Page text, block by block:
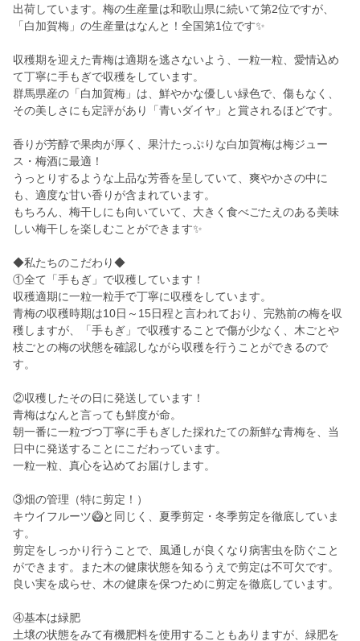
出荷しています。梅の生産量は和歌山県に続いて第2位ですが、
「白加賀梅」の生産量はなんと！全国第1位です✨
収穫期を迎えた青梅は適期を逃さないよう、一粒一粒、愛情込め
て丁寧に手もぎで収穫をしています。
群馬県産の「白加賀梅」は、鮮やかな優しい緑色で、傷もなく、
その美しさにも定評があり「青いダイヤ」と賞されるほどです。
香りが芳醇で果肉が厚く、果汁たっぷりな白加賀梅は梅ジュー
ス・梅酒に最適！
うっとりするような上品な芳香を呈していて、爽やかさの中に
も、適度な甘い香りが含まれています。
もちろん、梅干しにも向いていて、大きく食べごたえのある美味
しい梅干しを楽しむことができます✨
◆私たちのこだわり◆
①全て「手もぎ」で収穫しています！
収穫適期に一粒一粒手で丁寧に収穫をしています。
青梅の収穫時期は10日～15日程と言われており、完熟前の梅を収
穫しますが、「手もぎ」で収穫することで傷が少なく、木ごとや
枝ごとの梅の状態を確認しながら収穫を行うことができるので
す。
②収穫したその日に発送しています！
青梅はなんと言っても鮮度が命。
朝一番に一粒づつ丁寧に手もぎした採れたての新鮮な青梅を、当
日中に発送することにこだわっています。
一粒一粒、真心を込めてお届けします。
③畑の管理（特に剪定！）
キウイフルーツ🥝と同じく、夏季剪定・冬季剪定を徹底していま
す。
剪定をしっかり行うことで、風通しが良くなり病害虫を防ぐこと
ができます。また木の健康状態を知るうえで剪定は不可欠です。
良い実を成らせ、木の健康を保つために剪定を徹底しています。
④基本は緑肥
土壌の状態をみて有機肥料を使用することもありますが、緑肥を